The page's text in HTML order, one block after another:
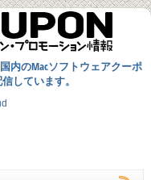
内のMacソフトウェアクーポ
しています。